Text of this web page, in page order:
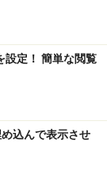
定！ 簡単な閲覧
込んで表示させ